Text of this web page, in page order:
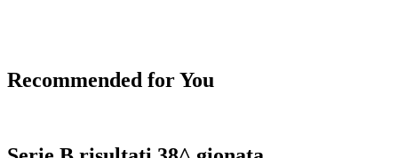
Recommended for You